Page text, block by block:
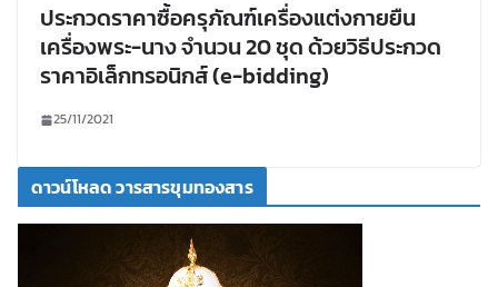
ประกวดราคาซื้อครุภัณฑ์เครื่องแต่งกายยืน
เครื่องพระ-นาง จำนวน 20 ชุด ด้วยวิธีประกวด
ราคาอิเล็กทรอนิกส์ (e-bidding)
25/11/2021
ดาวน์โหลด วารสารขุมทองสาร